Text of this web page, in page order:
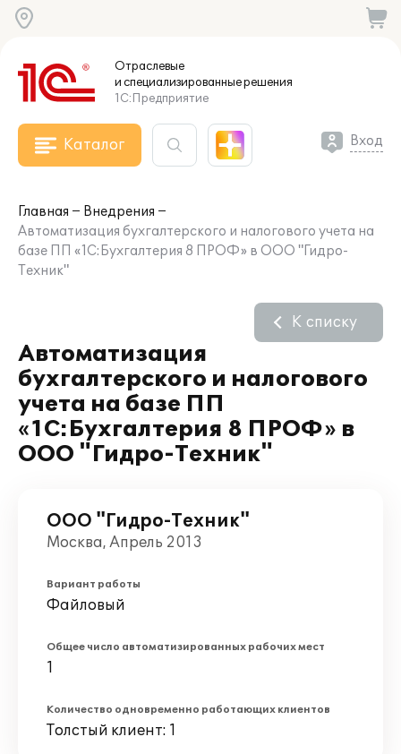
Отраслевые
и специализированныерешения
1С:Предприятие
Каталог Вход
Главная
Внедрения
Автоматизация бухгалтерского и налогового учета на
базе ПП «1С:Бухгалтерия 8 ПРОФ» в ООО "Гидро-
Техник"
Автоматизация
бухгалтерского и налогового
учета на базе ПП
«1С:Бухгалтерия 8 ПРОФ» в
ООО "Гидро-Техник"
К списку
ООО "Гидро-Техник"
Москва, Апрель 2013
Вариант работы
Файловый
Общее число автоматизированных рабочих мест
1
Количество одновременно работающих клиентов
Толстый клиент: 1